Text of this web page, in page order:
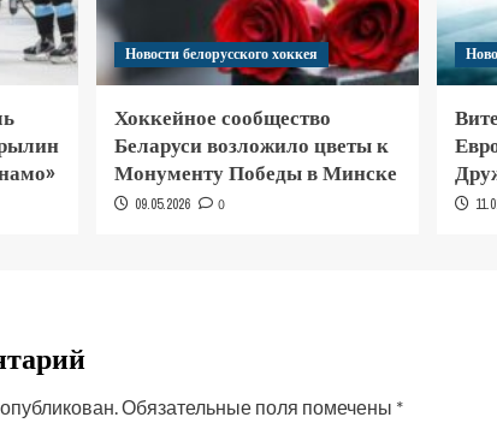
Новости белорусского хоккея
Хоккейное сообщество
Беларуси возложило цветы к
Монументу Победы в Минске
09.05.2026 0
Обязательные поля помечены *